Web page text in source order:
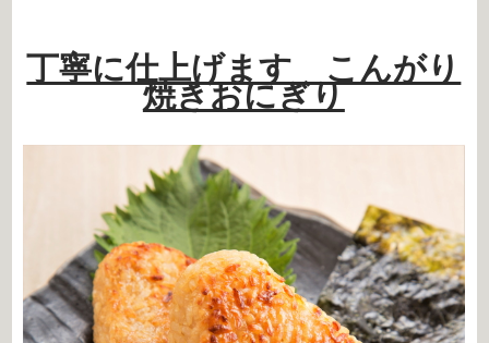
丁寧に仕上げます こんがり
焼きおにぎり